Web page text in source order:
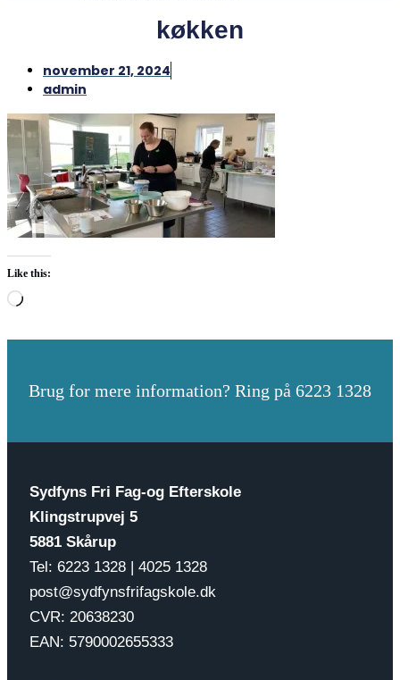
køkken
november 21, 2024
admin
Like this:
Loading…
Brug for mere information? Ring på 6223 1328
Sydfyns Fri Fag-og Efterskole
Klingstrupvej 5
5881 Skårup
Tel: 6223 1328 | 4025 1328
post@sydfynsfrifagskole.dk
CVR: 20638230
EAN: 5790002655333